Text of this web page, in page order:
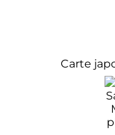
Carte